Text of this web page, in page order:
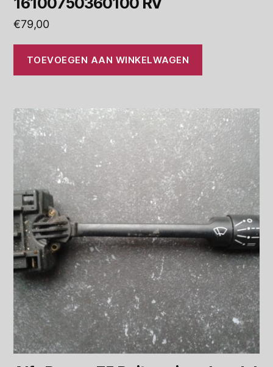
€79,00
TOEVOEGEN AAN WINKELWAGEN